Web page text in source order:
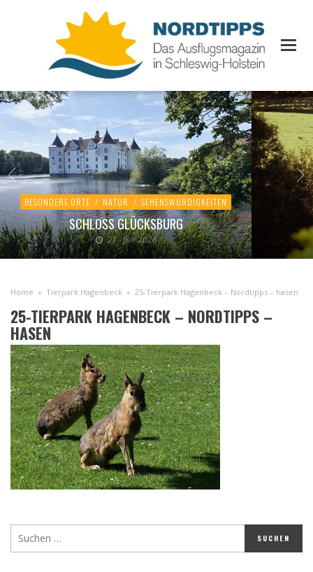
BESONDERE ORTE / NATUR / SEHENSWÜRDIGKEITEN
SCHLOSS GLÜCKSBURG
21. Juli 2026
Home » Tierpark Hagenbeck » 25-Tierpark Hagenbeck – Nordtipps – hasen
25-TIERPARK HAGENBECK – NORDTIPPS –
HASEN